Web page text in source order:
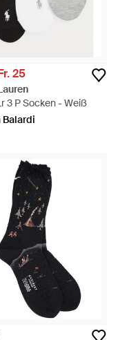
25
3 P Socken - Weiß
Balardi